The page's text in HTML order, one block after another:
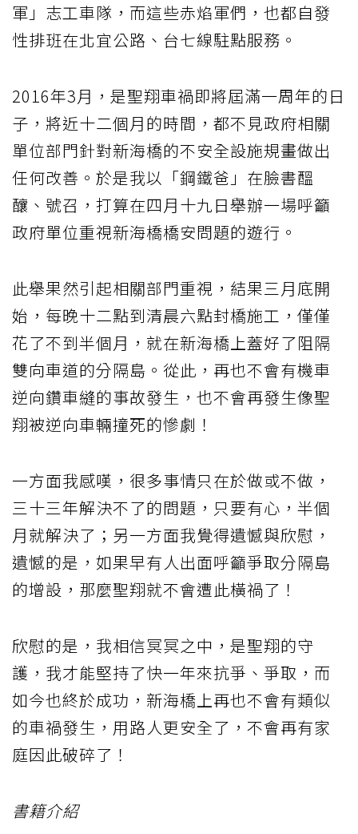
軍」志工車隊，而這些赤焰軍們，也都自發
性排班在北宜公路、台七線駐點服務。
2016年3月，是聖翔車禍即將屆滿一周年的日
子，將近十二個月的時間，都不見政府相關
單位部門針對新海橋的不安全設施規畫做出
任何改善。於是我以「鋼鐵爸」在臉書醞
釀、號召，打算在四月十九日舉辦一場呼籲
政府單位重視新海橋橋安問題的遊行。
此舉果然引起相關部門重視，結果三月底開
始，每晚十二點到清晨六點封橋施工，僅僅
花了不到半個月，就在新海橋上蓋好了阻隔
雙向車道的分隔島。從此，再也不會有機車
逆向鑽車縫的事故發生，也不會再發生像聖
翔被逆向車輛撞死的慘劇！
一方面我感嘆，很多事情只在於做或不做，
三十三年解決不了的問題，只要有心，半個
月就解決了；另一方面我覺得遺憾與欣慰，
遺憾的是，如果早有人出面呼籲爭取分隔島
的增設，那麼聖翔就不會遭此橫禍了！
欣慰的是，我相信冥冥之中，是聖翔的守
護，我才能堅持了快一年來抗爭、爭取，而
如今也終於成功，新海橋上再也不會有類似
的車禍發生，用路人更安全了，不會再有家
庭因此破碎了！
書籍介紹